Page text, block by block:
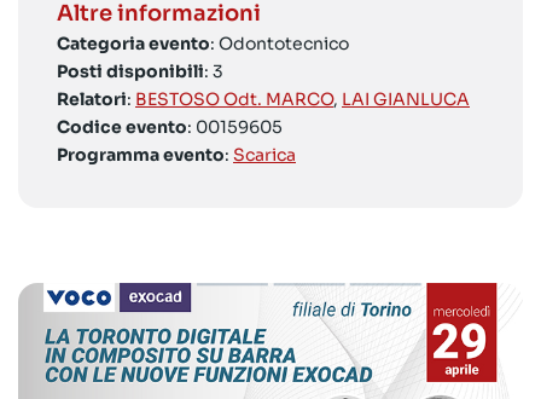
Altre informazioni
Categoria evento: Odontotecnico
Posti disponibili: 3
Relatori: BESTOSO Odt. MARCO, LAI GIANLUCA
Codice evento: 00159605
Programma evento: Scarica